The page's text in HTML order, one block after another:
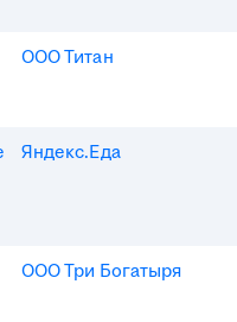
ООО Титан
Яндекс.Еда
ООО Три Богатыря